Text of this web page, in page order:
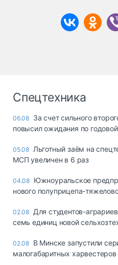
Спецтехника
06.08 За счет сильного
повысил ожидания по
05.08 Льготный заём на
МСП увеличен в 6 раз
04.08 Южноуральское
нового полуприцепа-
02.08 Для студентов-
семь единиц новой
02.08 В Минске запустили
малогабаритных